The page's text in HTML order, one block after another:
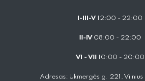
I-III-V 12:00 - 22:00
II-IV 08:00 - 22:00
VI - VII 10:00 - 20:00
Adresas: Ukmergės g. 221, Vilnius